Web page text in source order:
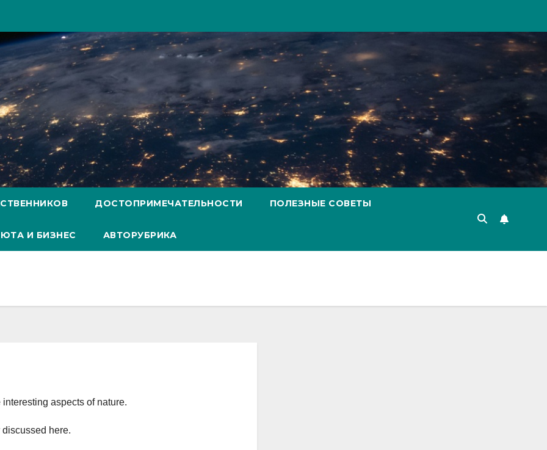
ДОСТОПРИМЕЧАТЕЛЬНОСТИ ПОЛЕЗНЫЕ СОВЕТЫ
И БИЗНЕС АВТОРУБРИКА
aspects of nature.
here.